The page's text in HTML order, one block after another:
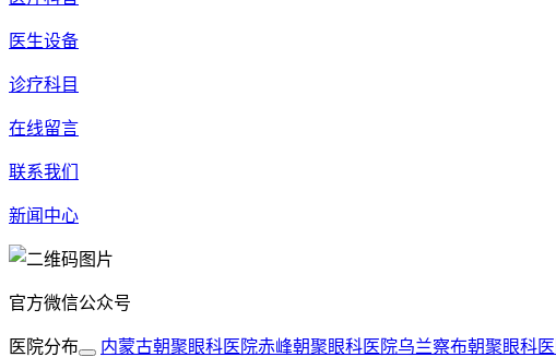
医生设备
诊疗科目
在线留言
联系我们
新闻中心
官方微信公众号
医院分布 内蒙古朝聚眼科医院赤峰朝聚眼科医院乌兰察布朝聚眼科